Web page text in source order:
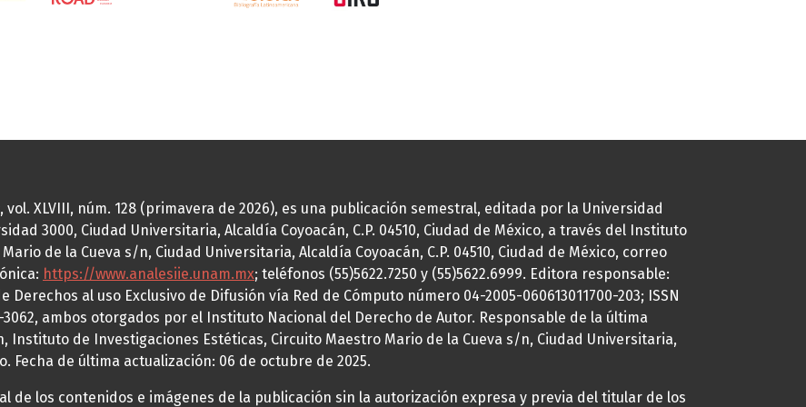
, vol. XLVIII, núm. 128 (primavera de 2026), es una publicación semestral, editada por la Universidad
3000, Ciudad Universitaria, Alcaldía Coyoacán, C.P. 04510, Ciudad de México, a través del Instituto
de la Cueva s/n, Ciudad Universitaria, Alcaldía Coyoacán, C.P. 04510, Ciudad de México, correo
https://www.analesiie.unam.mx; teléfonos (55)5622.7250 y (55)5622.6999. Editora responsable:
Derechos al uso Exclusivo de Difusión vía Red de Cómputo número 04-2005-060613011700-203; ISSN
3062, ambos otorgados por el Instituto Nacional del Derecho de Autor. Responsable de la última
Instituto de Investigaciones Estéticas, Circuito Maestro Mario de la Cueva s/n, Ciudad Universitaria,
Fecha de última actualización: 06 de octubre de 2025.
de los contenidos e imágenes de la publicación sin la autorización expresa y previa del titular de los